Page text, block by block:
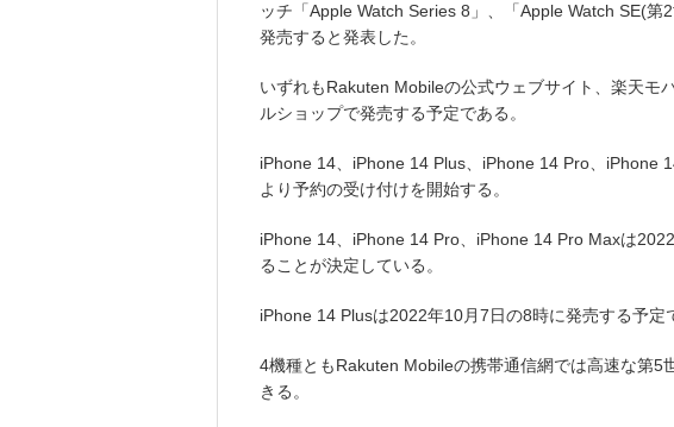
ッチ「Apple Watch Series 8」、「Apple Watch SE(第
発売すると発表した。
いずれもRakuten Mobileの公式ウェブサイト、楽天モ
ルショップで発売する予定である。
iPhone 14、iPhone 14 Plus、iPhone 14 Pro、iPhone
より予約の受け付けを開始する。
iPhone 14、iPhone 14 Pro、iPhone 14 Pro Maxは
ることが決定している。
iPhone 14 Plusは2022年10月7日の8時に発売する予定
4機種ともRakuten Mobileの携帯通信網では高速な第5
きる。